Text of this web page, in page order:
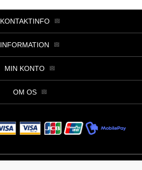
KONTAKTINFO
INFORMATION
MIN KONTO
OM OS